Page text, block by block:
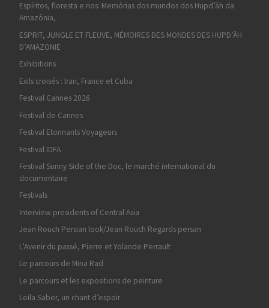
Espíritos, floresta e rios: Memórias dos mundos dos Hupd’äh da
Amazônia,
ESPRIT, JUNGLE ET FLEUVE, MÉMOIRES DES MONDES DES HUPD’ÄH
D’AMAZONIE
Exhibitions
Exils croisés : Iran, France et Cuba
Festival Cannes 2026
Festival de Cannes
Festival Etonnants Voyageurs
Festival IDFA
Festival Sunny Side of the Doc, le marché international du
documentaire
Festivals
Interview presidents of Central Asia
Jean Rouch Persian look/Jean Rouch Regards persan
L’Avenir du passé, Pierre et Yolande Perrault
Le parcours de Mina Rad
Le parcours et les expositions de peinture
Leila Saber, un chant d’espoir